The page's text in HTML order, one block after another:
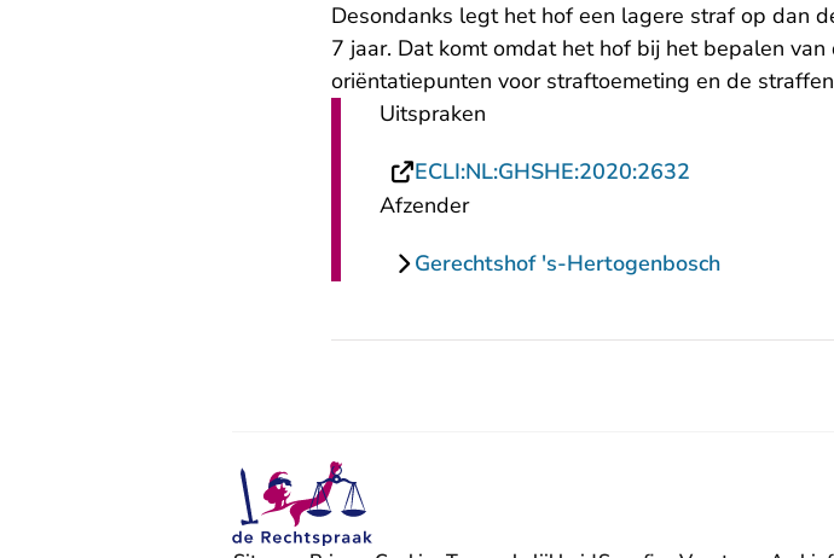
Desondanks legt het hof een lagere straf op dan
7 jaar. Dat komt omdat het hof bij het bepalen
oriëntatiepunten voor straftoemeting en de
Uitspraken
ECLI:NL:GHSHE:2020:2632
Afzender
Gerechtshof 's-Hertogenbosch